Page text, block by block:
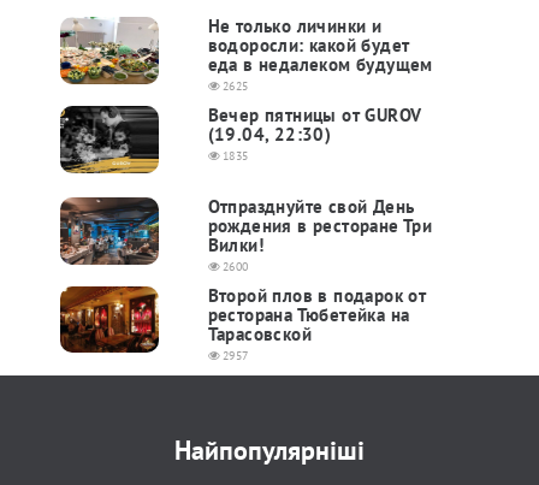
Не только личинки и
водоросли: какой будет
еда в недалеком будущем
2625
Вечер пятницы от GUROV
(19.04, 22:30)
1835
Отпразднуйте свой День
рождения в ресторане Три
Вилки!
2600
Второй плов в подарок от
ресторана Тюбетейка на
Тарасовской
2957
Найпопулярніші